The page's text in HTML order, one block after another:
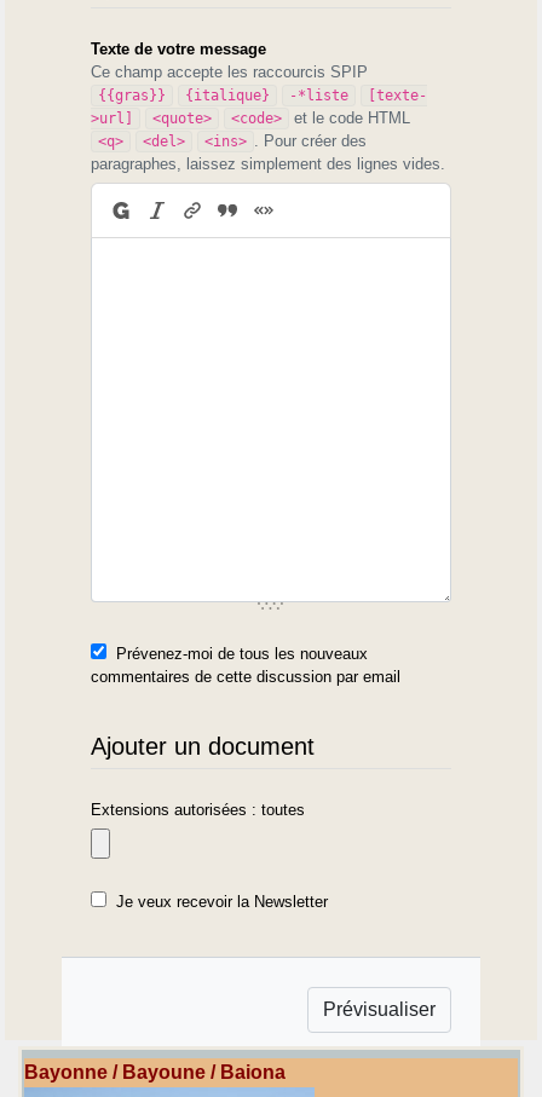
Texte de votre message
Ce champ accepte les raccourcis SPIP
{{gras}} {italique} -*liste
[texte-
>url]
<quote> <code> et le code HTML
<q> <del> <ins>
. Pour créer des
paragraphes, laissez simplement des lignes vides.
Prévenez-moi de tous les nouveaux
commentaires de cette discussion par email
Ajouter un document
Extensions autorisées : toutes
Je veux recevoir la Newsletter
Bayonne / Bayoune / Baiona